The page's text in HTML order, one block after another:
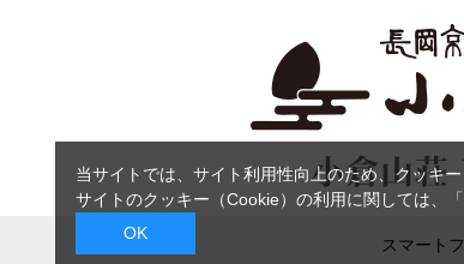
スマート
当サイトでは、サイト利用性向上のため、クッキ
サイトのクッキー（Cookie）の利用に関しては、
OK